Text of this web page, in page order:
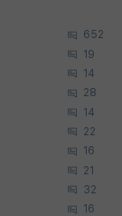
652
19
14
28
14
22
16
21
32
16